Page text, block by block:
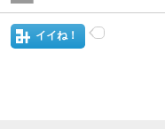
イイね！